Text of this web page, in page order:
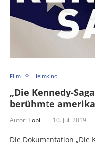
Film Heimkino
„Die Kennedy-
berühmte
Autor: Tobi 10. Juli 2019
Die Dokumentation „Die